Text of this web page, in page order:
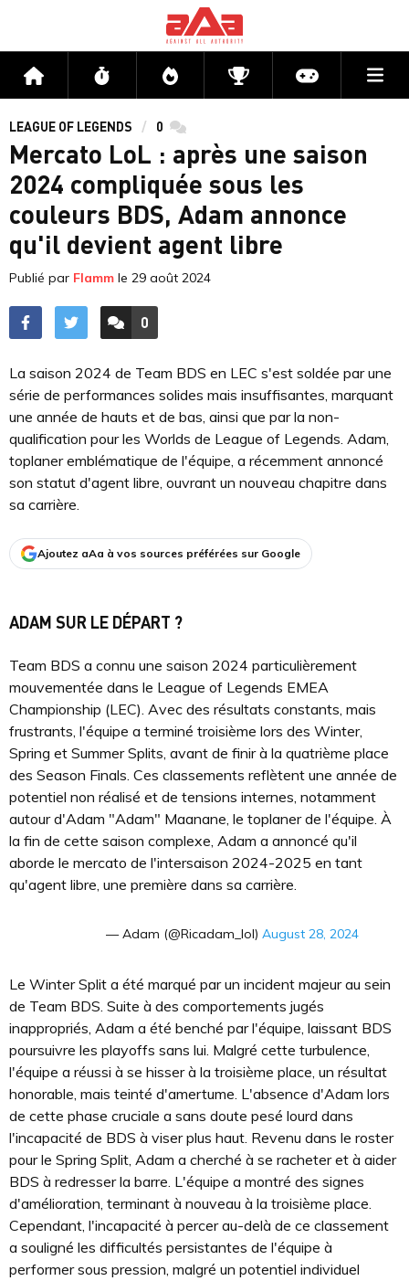
Accueil Flux Directs CompétitionsActu jeux
LEAGUE OF LEGENDS 0 commentaires
Mercato LoL : après une saison
2024 compliquée sous les
couleurs BDS, Adam annonce
qu'il devient agent libre
Publié par Flamm le 29 août 2024
ACCÉDER AUX
0
COMMENTAIRES
La saison 2024 de Team BDS en LEC s'est soldée par une
série de performances solides mais insuffisantes, marquant
une année de hauts et de bas, ainsi que par la non-
qualification pour les Worlds de League of Legends. Adam,
toplaner emblématique de l'équipe, a récemment annoncé
son statut d'agent libre, ouvrant un nouveau chapitre dans
sa carrière.
Ajoutez aAa à vos sources préférées sur Google
ADAM SUR LE DÉPART ?
Team BDS a connu une saison 2024 particulièrement
mouvementée dans le League of Legends EMEA
Championship (LEC). Avec des résultats constants, mais
frustrants, l'équipe a terminé troisième lors des Winter,
Spring et Summer Splits, avant de finir à la quatrième place
des Season Finals. Ces classements reflètent une année de
potentiel non réalisé et de tensions internes, notamment
autour d'Adam "Adam" Maanane, le toplaner de l'équipe. À
la fin de cette saison complexe, Adam a annoncé qu'il
aborde le mercato de l'intersaison 2024-2025 en tant
qu'agent libre, une première dans sa carrière.
— Adam (@Ricadam_lol) August 28, 2024
Le Winter Split a été marqué par un incident majeur au sein
de Team BDS. Suite à des comportements jugés
inappropriés, Adam a été benché par l'équipe, laissant BDS
poursuivre les playoffs sans lui. Malgré cette turbulence,
l'équipe a réussi à se hisser à la troisième place, un résultat
honorable, mais teinté d'amertume. L'absence d'Adam lors
de cette phase cruciale a sans doute pesé lourd dans
l'incapacité de BDS à viser plus haut. Revenu dans le roster
pour le Spring Split, Adam a cherché à se racheter et à aider
BDS à redresser la barre. L'équipe a montré des signes
d'amélioration, terminant à nouveau à la troisième place.
Cependant, l'incapacité à percer au-delà de ce classement
a souligné les difficultés persistantes de l'équipe à
performer sous pression, malgré un potentiel individuel